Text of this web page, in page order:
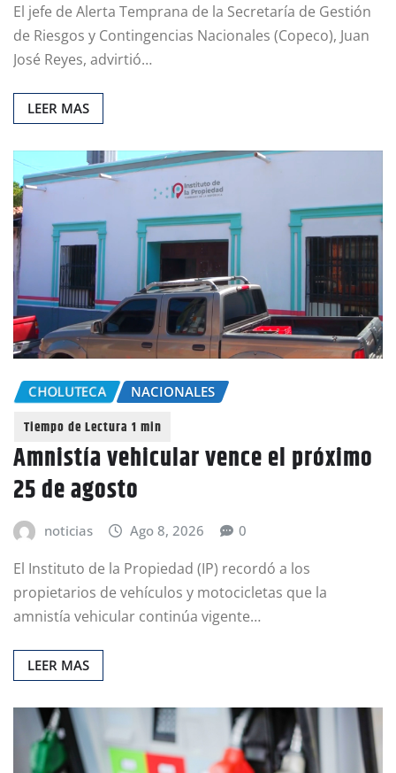
El jefe de Alerta Temprana de la Secretaría de Gestión
de Riesgos y Contingencias Nacionales (Copeco), Juan
José Reyes, advirtió…
LEER MAS
CHOLUTECA NACIONALES
Amnistía vehicular vence el próximo
25 de agosto
noticias Ago 8, 2026 0
El Instituto de la Propiedad (IP) recordó a los
propietarios de vehículos y motocicletas que la
amnistía vehicular continúa vigente…
LEER MAS